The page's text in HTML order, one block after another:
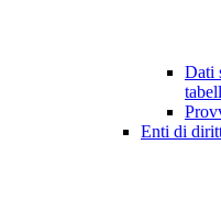
Dati
Enti di